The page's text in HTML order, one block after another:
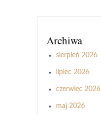
Archiwa
sierpień 2026
lipiec 2026
czerwiec 2026
maj 2026